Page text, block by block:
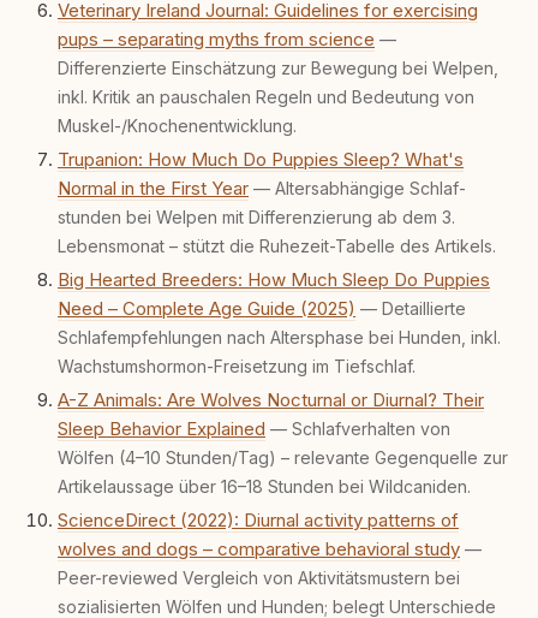
Veterinary Ireland Journal: Guidelines for exercising
pups – separating myths from science —
Differenzierte Einschätzung zur Bewegung bei Welpen,
inkl. Kritik an pauschalen Regeln und Bedeutung von
Muskel-/Knochenentwicklung.
Trupanion: How Much Do Puppies Sleep? What's
Normal in the First Year — Altersabhängige Schlaf­
stunden bei Welpen mit Differenzierung ab dem 3.
Lebensmonat – stützt die Ruhezeit-Tabelle des Artikels.
Big Hearted Breeders: How Much Sleep Do Puppies
Need – Complete Age Guide (2025) — Detaillierte
Schlaf­empfehlungen nach Altersphase bei Hunden, inkl.
Wachstumshormon-Freisetzung im Tiefschlaf.
A-Z Animals: Are Wolves Nocturnal or Diurnal? Their
Sleep Behavior Explained — Schlafverhalten von
Wölfen (4–10 Stunden/Tag) – relevante Gegenquelle zur
Artikelaussage über 16–18 Stunden bei Wildcaniden.
ScienceDirect (2022): Diurnal activity patterns of
wolves and dogs – comparative behavioral study —
Peer-reviewed Vergleich von Aktivitäts­mustern bei
sozialisierten Wölfen und Hunden; belegt Unterschiede